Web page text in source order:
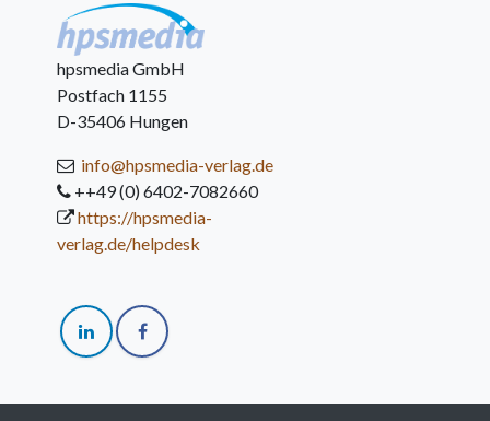
hpsmedia GmbH
Postfach 1155
D-35406 Hungen
info@hpsmedia-verlag.de
++49 (0) 6402-7082660
https://hpsmedia-
verlag.de/helpdesk